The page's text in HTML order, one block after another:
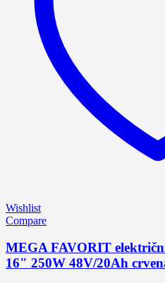
Wishlist
Compare
MEGA FAVORIT
16" 250W 48V/20Ah